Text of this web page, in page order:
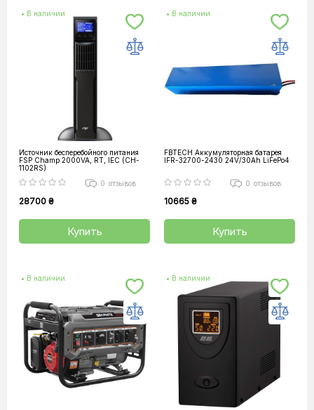
• В наличии
Источник бесперебойного питания
FSP Champ 2000VA, RT, IEC (CH-
1102RS)
0 отзывов
28700 ₴
Купить
• В наличии
FBTECH Аккумуляторная батарея
IFR-32700-2430 24V/30Ah LiFePo4
0 отзывов
10665 ₴
Купить
• В наличии • В наличии